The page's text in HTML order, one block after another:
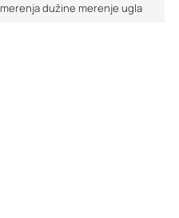
merenja dužine merenje ugla